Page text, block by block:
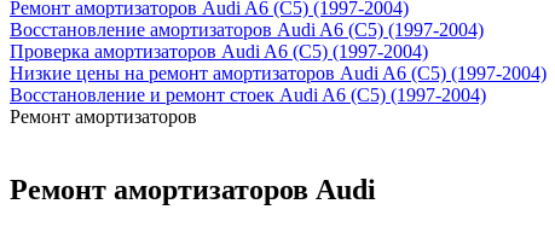
Ремонт амортизаторов Audi A6 (C5) (1997-2004)
Восстановление амортизаторов Audi A6 (C5) (1997-2004)
Проверка амортизаторов Audi A6 (C5) (1997-2004)
Низкие цены на ремонт амортизаторов Audi A6 (C5) (1997-2004)
Восстановление и ремонт стоек Audi A6 (C5) (1997-2004)
Ремонт амортизаторов
Ремонт амортизаторов Audi